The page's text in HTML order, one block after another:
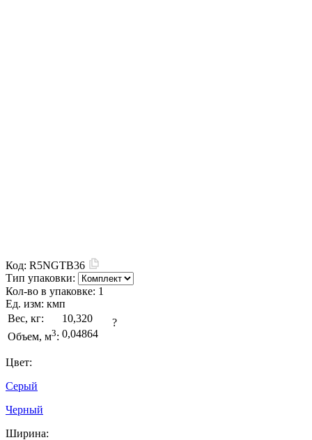
Код: R5NGTB36
Тип упаковки:
Кол-во в упаковке: 1
Ед. изм: кмп
Вес, кг:
10,320
Объем, м3: 0,04864
?
Цвет:
Серый
Черный
Ширина: